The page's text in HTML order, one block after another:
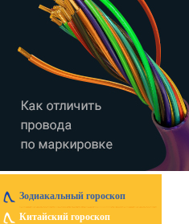
Зодиакальный гороскоп
Китайский гороскоп